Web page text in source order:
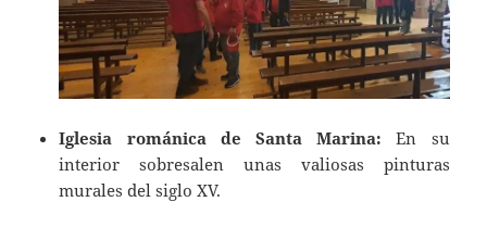
Iglesia románica de Santa Marina: En su
interior sobresalen unas valiosas pinturas
murales del siglo XV.